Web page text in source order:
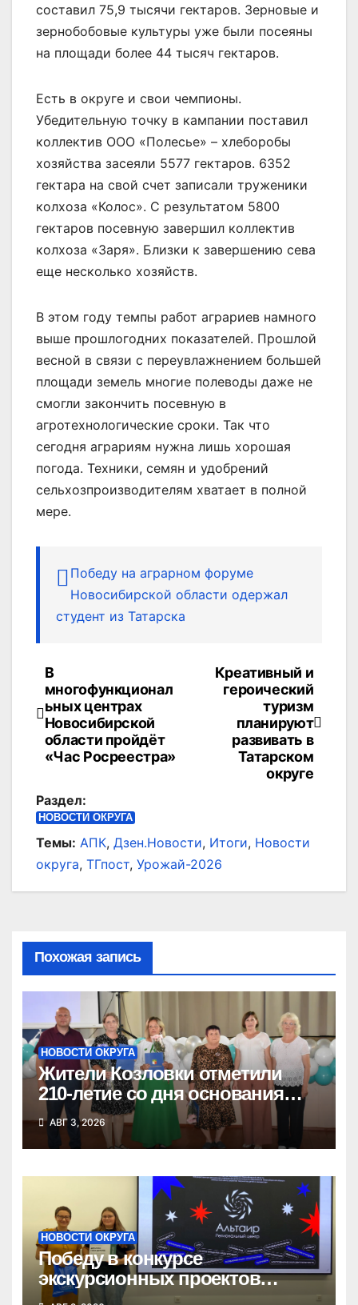
составил 75,9 тысячи гектаров. Зерновые и
зернобобовые культуры уже были посеяны
на площади более 44 тысяч гектаров.
Есть в округе и свои чемпионы.
Убедительную точку в кампании поставил
коллектив ООО «Полесье» – хлеборобы
хозяйства засеяли 5577 гектаров. 6352
гектара на свой счет записали труженики
колхоза «Колос». С результатом 5800
гектаров посевную завершил коллектив
колхоза «Заря». Близки к завершению сева
еще несколько хозяйств.
В этом году темпы работ аграриев намного
выше прошлогодних показателей. Прошлой
весной в связи с переувлажнением большей
площади земель многие полеводы даже не
смогли закончить посевную в
агротехнологические сроки. Так что
сегодня аграриям нужна лишь хорошая
погода. Техники, семян и удобрений
сельхозпроизводителям хватает в полной
мере.
Победу на аграрном форуме
Новосибирской области одержал
студент из Татарска
Навигация
по
записям
Креативный и
героический
туризм
планируют
развивать в
Татарском
округе
В
многофункционал
ьных центрах
Новосибирской
области пройдёт
«Час Росреестра»
Раздел:
НОВОСТИ ОКРУГА
Темы: АПК, Дзен.Новости, Итоги, Новости
округа, ТГпост, Урожай-2026
Похожая запись
НОВОСТИ ОКРУГА
Жители Козловки отметили
210-летие со дня основания
села
АВГ 3, 2026
НОВОСТИ ОКРУГА
Победу в конкурсе
экскурсионных проектов
одержала школьница из